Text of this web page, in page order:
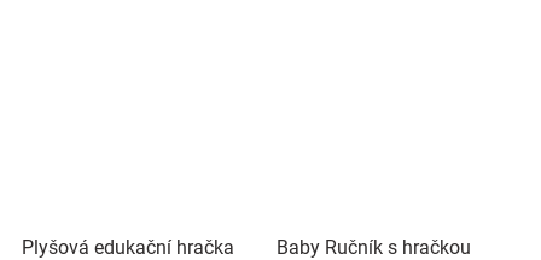
Plyšová edukační hračka
Baby Ručník s hračkou